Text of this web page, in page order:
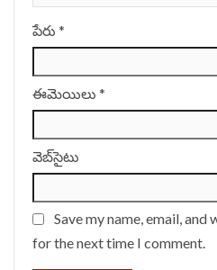
పేరు *
ఈమెయిలు *
వెబ్‌సైటు
Save my name, email,
for the next time I comment.